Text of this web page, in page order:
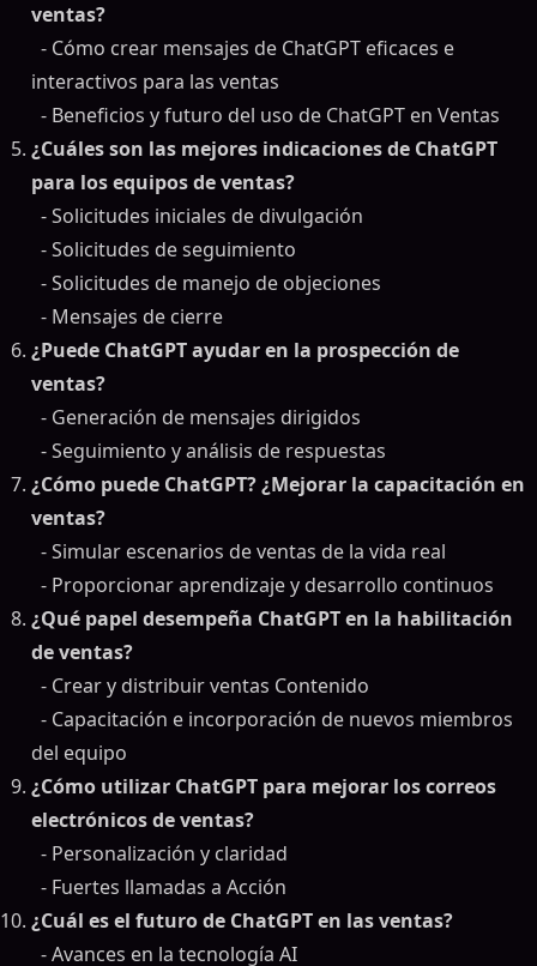
ventas?
- Cómo crear mensajes de ChatGPT eficaces e
interactivos para las ventas
- Beneficios y futuro del uso de ChatGPT en Ventas
¿Cuáles son las mejores indicaciones de ChatGPT
para los equipos de ventas?
- Solicitudes iniciales de divulgación
- Solicitudes de seguimiento
- Solicitudes de manejo de objeciones
- Mensajes de cierre
¿Puede ChatGPT ayudar en la prospección de
ventas?
- Generación de mensajes dirigidos
- Seguimiento y análisis de respuestas
¿Cómo puede ChatGPT? ¿Mejorar la capacitación en
ventas?
- Simular escenarios de ventas de la vida real
- Proporcionar aprendizaje y desarrollo continuos
¿Qué papel desempeña ChatGPT en la habilitación
de ventas?
- Crear y distribuir ventas Contenido
- Capacitación e incorporación de nuevos miembros
del equipo
¿Cómo utilizar ChatGPT para mejorar los correos
electrónicos de ventas?
- Personalización y claridad
- Fuertes llamadas a Acción
¿Cuál es el futuro de ChatGPT en las ventas?
- Avances en la tecnología AI